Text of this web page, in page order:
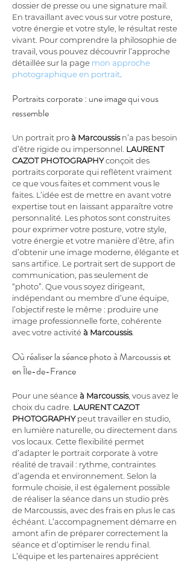
dossier de presse ou une signature mail.
En travaillant avec vous sur votre posture,
votre énergie et votre style, le résultat reste
vivant. Pour comprendre la philosophie de
travail, vous pouvez découvrir l’approche
détaillée sur la page mon approche
photographique en portrait
Portraits corporate : une image qui vous
ressemble
Un portrait pro à Marcoussis n’a pas besoin
d’être rigide ou impersonnel. LAURENT
CAZOT PHOTOGRAPHY conçoit des
portraits corporate qui reflètent vraiment
ce que vous faites et comment vous le
faites. L’idée est de mettre en avant votre
expertise tout en laissant apparaître votre
personnalité. Les photos sont construites
pour exprimer votre posture, votre style,
votre énergie et votre manière d’être, afin
d’obtenir une image moderne, élégante et
sans artifice. Le portrait sert de support de
communication, pas seulement de
“photo”. Que vous soyez dirigeant,
indépendant ou membre d’une équipe,
l’objectif reste le même : produire une
image professionnelle forte, cohérente
avec votre activité à Marcoussis.
Où réaliser la séance photo à Marcoussis et
en Île-de-France
Pour une séance à Marcoussis, vous avez le
choix du cadre. LAURENT CAZOT
PHOTOGRAPHY peut travailler en studio,
en lumière naturelle, ou directement dans
vos locaux. Cette flexibilité permet
d’adapter le portrait corporate à votre
réalité de travail : rythme, contraintes
d’agenda et environnement. Selon la
formule choisie, il est également possible
de réaliser la séance dans un studio près
de Marcoussis, avec des frais en plus le cas
échéant. L’accompagnement démarre en
amont afin de préparer correctement la
séance et d’optimiser le rendu final.
L’équipe et les partenaires apprécient